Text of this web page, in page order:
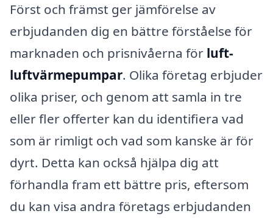
Först och främst ger jämförelse av
erbjudanden dig en bättre förståelse för
marknaden och prisnivåerna för luft-
luftvärmepumpar. Olika företag erbjuder
olika priser, och genom att samla in tre
eller fler offerter kan du identifiera vad
som är rimligt och vad som kanske är för
dyrt. Detta kan också hjälpa dig att
förhandla fram ett bättre pris, eftersom
du kan visa andra företags erbjudanden